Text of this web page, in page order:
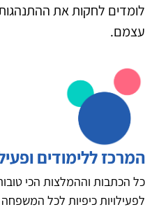
לומדים לחקות את
עצמם.
המרכז ללימודים
כל הכתבות וההמלצות הכי
לפעילויות כיפיות לכל המשפחה